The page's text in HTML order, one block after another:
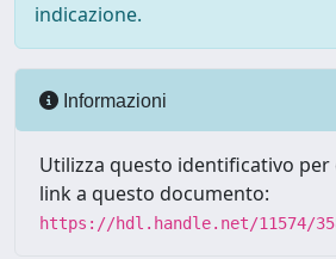
indicazione.
Informazioni
Utilizza questo identificativo
link a questo documento:
https://hdl.handle.net/11574/